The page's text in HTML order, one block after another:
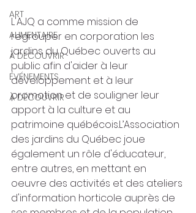
ART
ALIMENTAIRE
À DÉCOUVRIR
ÉVÉNEMENTS
À DÉCOUVRIR
L'AJQ a comme mission de
regrouper en corporation les
jardins du Québec ouverts au
public afin d'aider à leur
développement et à leur
promotion et de souligner leur
apport à la culture et au
patrimoine québécois.L’Association
des jardins du Québec joue
également un rôle d'éducateur,
entre autres, en mettant en
oeuvre des activités et des ateliers
d'information horticole auprès de